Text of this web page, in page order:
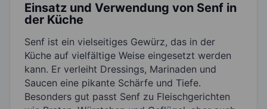
Einsatz und Verwendung von Senf in
der Küche
Senf ist ein vielseitiges Gewürz, das in der
Küche auf vielfältige Weise eingesetzt werden
kann. Er verleiht Dressings, Marinaden und
Saucen eine pikante Schärfe und Tiefe.
Besonders gut passt Senf zu Fleischgerichten